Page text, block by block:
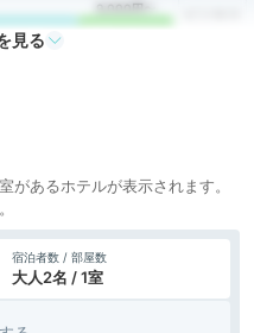
icotto
9,000円〜
見る
があるホテルが表示されます。
宿泊者数 / 部屋数
大人2名 / 1室